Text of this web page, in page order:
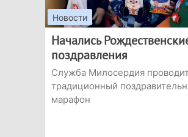
Новости
Начались
поздравления
Служба Милосердия
традиционный
марафон